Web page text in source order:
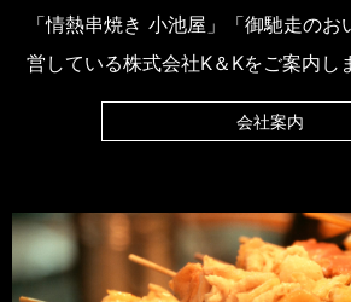
「情熱串焼き 小池屋」「御馳走のお
営している株式会社K＆Kをご案内し
会社案内